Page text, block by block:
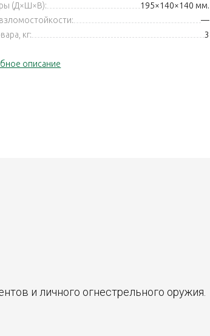
(Д×Ш×В):
195×140×140 мм.
—
кг:
3
описание
и личного огнестрельного оружия.